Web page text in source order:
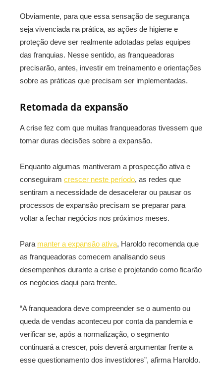
Obviamente, para que essa sensação de segurança
seja vivenciada na prática, as ações de higiene e
proteção deve ser realmente adotadas pelas equipes
das franquias. Nesse sentido, as franqueadoras
precisarão, antes, investir em treinamento e orientações
sobre as práticas que precisam ser implementadas.
Retomada da expansão
A crise fez com que muitas franqueadoras tivessem que
tomar duras decisões sobre a expansão.
Enquanto algumas mantiveram a prospecção ativa e
conseguiram crescer neste período, as redes que
sentiram a necessidade de desacelerar ou pausar os
processos de expansão precisam se preparar para
voltar a fechar negócios nos próximos meses.
Para manter a expansão ativa, Haroldo recomenda que
as franqueadoras comecem analisando seus
desempenhos durante a crise e projetando como ficarão
os negócios daqui para frente.
“A franqueadora deve compreender se o aumento ou
queda de vendas aconteceu por conta da pandemia e
verificar se, após a normalização, o segmento
continuará a crescer, pois deverá argumentar frente a
esse questionamento dos investidores”, afirma Haroldo.